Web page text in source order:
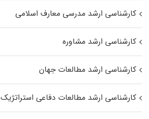
کارشناسی ارشد مدرسی معارف اسلامی
کارشناسی ارشد مشاوره
کارشناسی ارشد مطالعات جهان
کارشناسی ارشد مطالعات دفاعی استراتژیک